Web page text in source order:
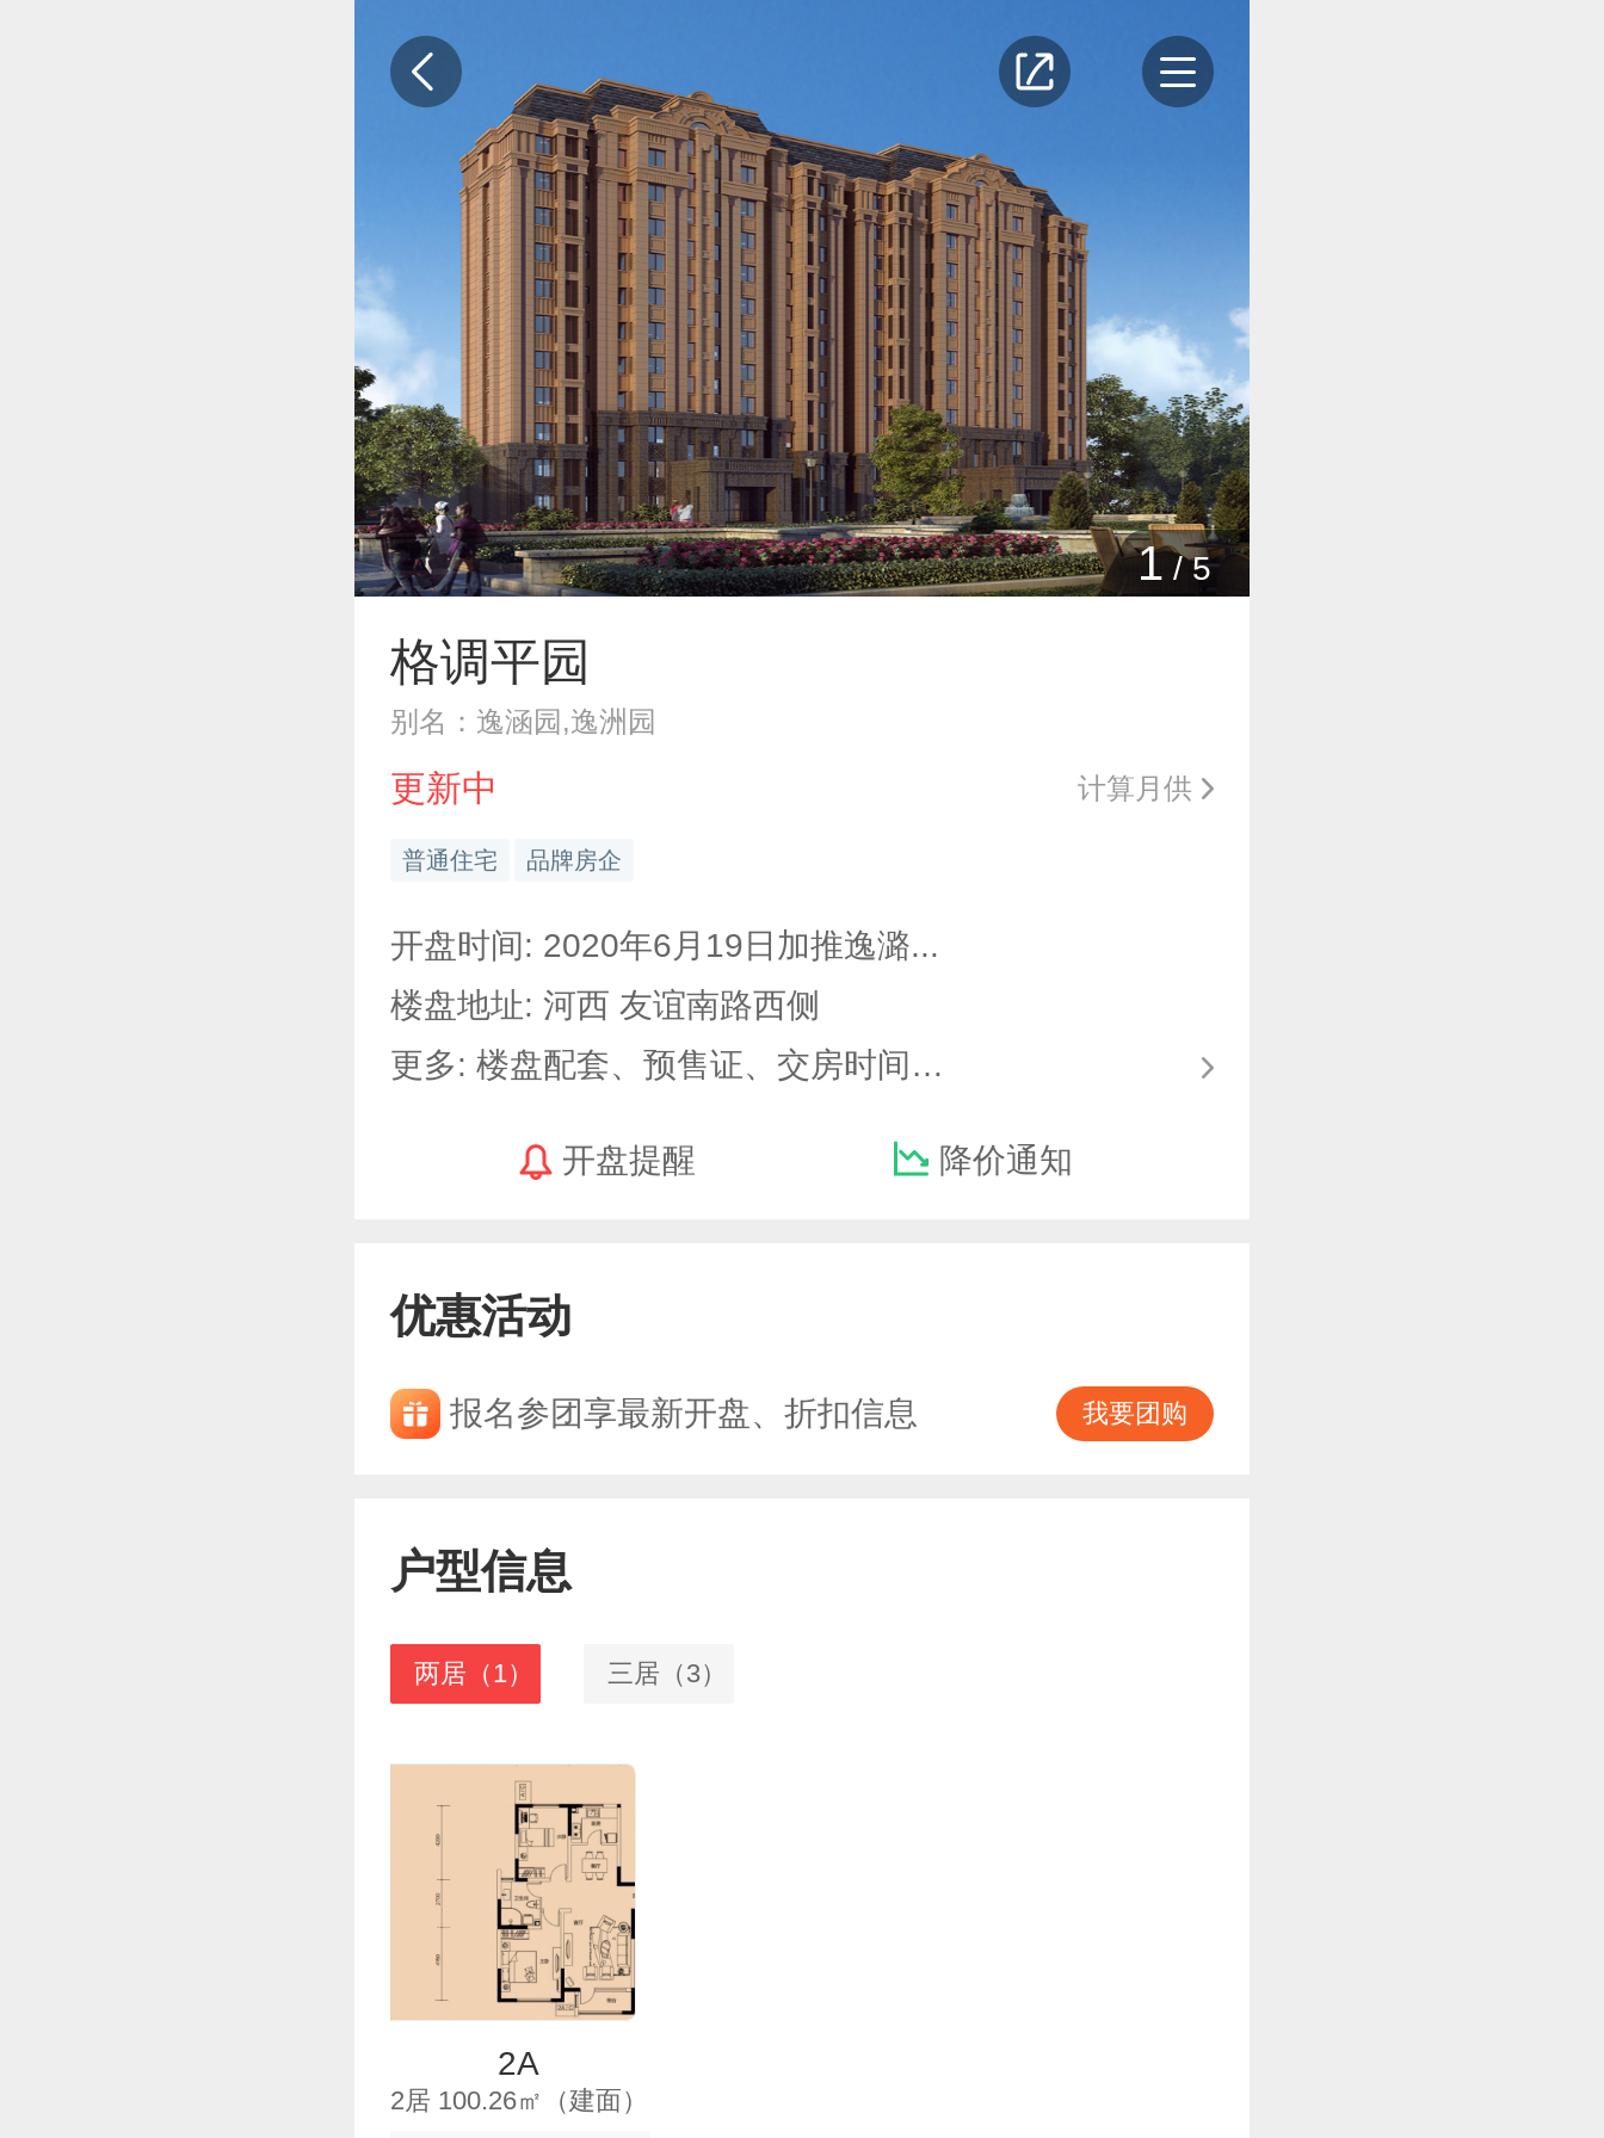
1 /5
格调平园
别名：逸涵园,逸洲园
更新中 计算月供
普通住宅 品牌房企
开盘时间: 2020年6月19日加推逸潞...
楼盘地址: 河西 友谊南路西侧
更多: 楼盘配套、预售证、交房时间…
开盘提醒 降价通知
优惠活动
报名参团享最新开盘、折扣信息 我要团购
户型信息
两居（1） 三居（3）
2A
2居 100.26㎡（建面）